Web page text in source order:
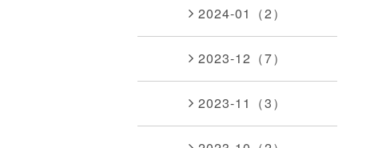
2024-01（2）
2023-12（7）
2023-11（3）